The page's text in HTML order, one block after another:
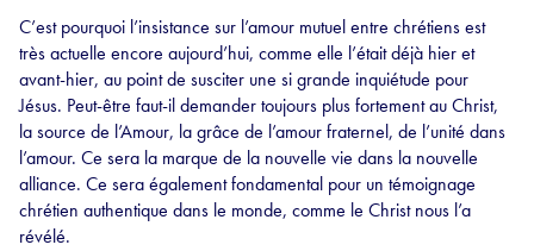
C’est pourquoi l’insistance sur l’amour mutuel entre chrétiens est
très actuelle encore aujourd’hui, comme elle l’était déjà hier et
avant-hier, au point de susciter une si grande inquiétude pour
Jésus. Peut-être faut-il demander toujours plus fortement au Christ,
la source de l’Amour, la grâce de l’amour fraternel, de l’unité dans
l’amour. Ce sera la marque de la nouvelle vie dans la nouvelle
alliance. Ce sera également fondamental pour un témoignage
chrétien authentique dans le monde, comme le Christ nous l’a
révélé.